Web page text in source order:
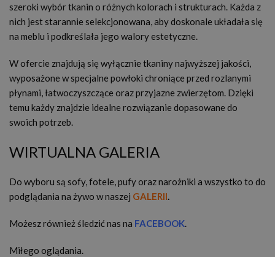
szeroki wybór tkanin o różnych kolorach i strukturach. Każda z
nich jest starannie selekcjonowana, aby doskonale układała się
na meblu i podkreślała jego walory estetyczne.
W ofercie znajdują się wyłącznie tkaniny najwyższej jakości,
wyposażone w specjalne powłoki chroniące przed rozlanymi
płynami, łatwoczyszczące oraz przyjazne zwierzętom. Dzięki
temu każdy znajdzie idealne rozwiązanie dopasowane do
swoich potrzeb.
WIRTUALNA GALERIA
Do wyboru są sofy, fotele, pufy oraz narożniki a wszystko to do
podglądania na żywo w naszej GALERII.
Możesz również śledzić nas na FACEBOOK.
Miłego oglądania.